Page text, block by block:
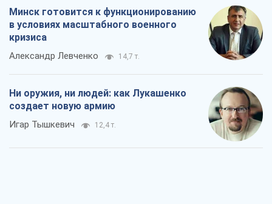
Минск готовится к функционированию
в условиях масштабного военного
кризиса
Александр Левченко 14,7 т.
Ни оружия, ни людей: как Лукашенко
создает новую армию
Игар Тышкевич 12,4 т.